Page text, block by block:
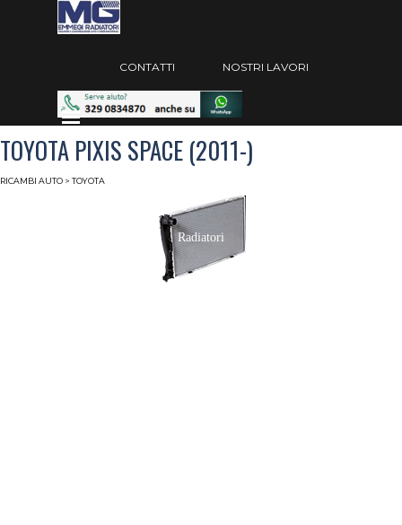
Vai ai contenuti
Salta menù
CONTATTI NOSTRI LAVORI
Salta menù
TOYOTA PIXIS SPACE (2011-)
RICAMBI AUTO > TOYOTA
Radiatori